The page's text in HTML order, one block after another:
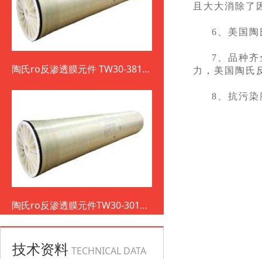
陶氏ro反渗透膜元件 TW30-3812-
陶氏ro反渗透膜元件TW30-3012-
500
技术资料 TECHNICAL DATA
且大大消除了
6、美国
7、品种
力，美国陶氏
8、抗污